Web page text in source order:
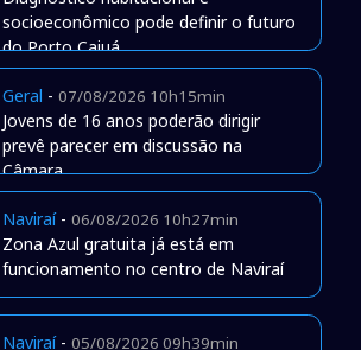
socioeconômico pode definir o futuro
do Porto Caiuá
Geral - 07/08/2026 10h15min
Jovens de 16 anos poderão dirigir
prevê parecer em discussão na
Câmara
Naviraí- 06/08/2026 10h27min
Zona Azul gratuita já está em
funcionamento no centro de Naviraí
Naviraí- 05/08/2026 09h39min